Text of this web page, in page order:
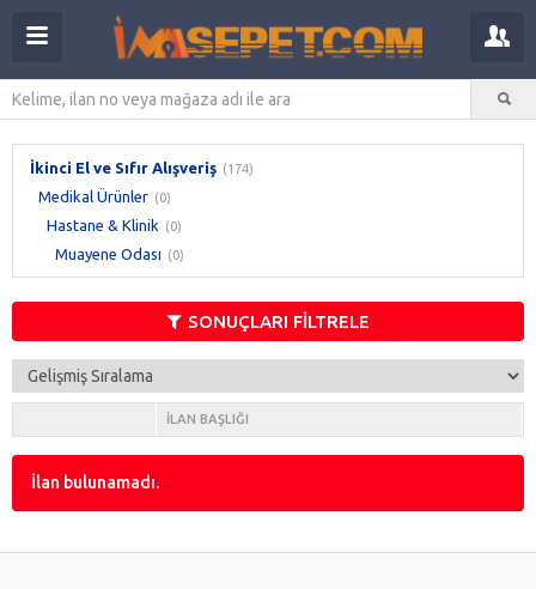
İkinci El ve Sıfır Alışveriş (174)
Medikal Ürünler (0)
Hastane & Klinik (0)
Muayene Odası (0)
SONUÇLARI FİLTRELE
İLAN BAŞLIĞI
İlan bulunamadı.